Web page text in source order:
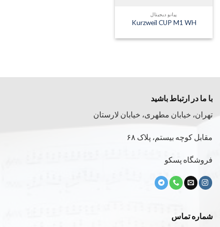
پیانو دیجیتال
Kurzweil CUP M1 WH
با ما در ارتباط باشید
تهران، خیابان مطهری، خیابان لارستان
مقابل کوچه بیستم، پلاک ۶۸
فروشگاه پسکو
شماره تماس